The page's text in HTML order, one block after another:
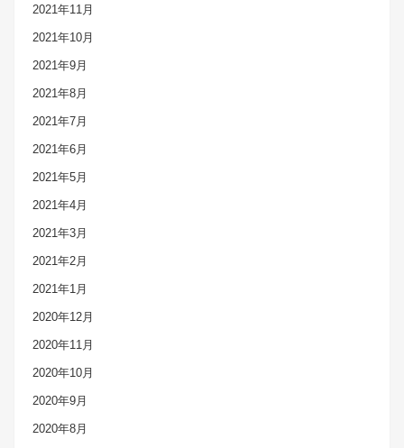
2021年11月
2021年10月
2021年9月
2021年8月
2021年7月
2021年6月
2021年5月
2021年4月
2021年3月
2021年2月
2021年1月
2020年12月
2020年11月
2020年10月
2020年9月
2020年8月